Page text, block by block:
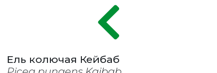
Ель колючая Кейбаб